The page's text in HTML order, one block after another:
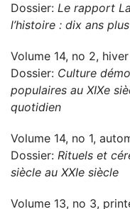
Dossier: Le rapport
l’histoire : dix ans
Volume 14, no 2,
Dossier: Culture
populaires au XIXe
quotidien
Volume 14, no 1,
Dossier: Rituels et
siècle au XXIe siècle
Volume 13, no 3,